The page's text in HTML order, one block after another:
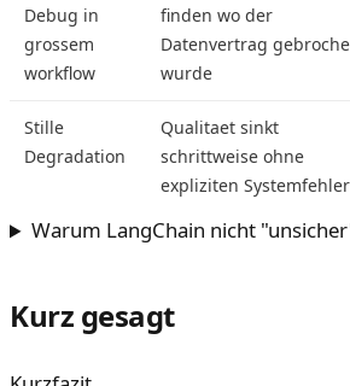
Debug in
grossem
workflow
finden wo der
Datenvertrag
wurde
Stille
Degradation
Qualitaet sinkt
schrittweise ohne
expliziten Systemfehler
Warum LangChain nicht
Kurz gesagt